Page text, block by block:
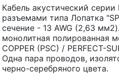
Кабель акустический
разъемами типа Лопатка
сечение - 13 AWG (2,63
монолитная полированная
COPPER (PSC) / PERFECT-
Одна пара проводов,
черно-серебряного цвета.